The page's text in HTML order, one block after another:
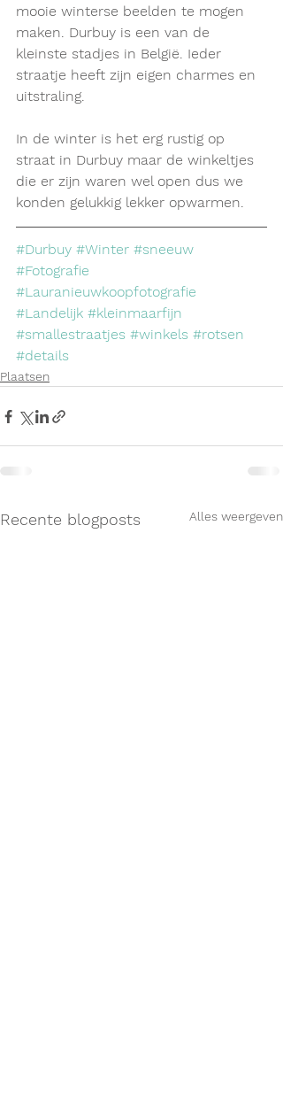
mooie winterse beelden te mogen
maken. Durbuy is een van de
kleinste stadjes in België. Ieder
straatje heeft zijn eigen charmes en
uitstraling.
In de winter is het erg rustig op
straat in Durbuy maar de winkeltjes
die er zijn waren wel open dus we
konden gelukkig lekker opwarmen.
#Durbuy #Winter #sneeuw
#Fotografie
#Lauranieuwkoopfotografie
#Landelijk #kleinmaarfijn
#smallestraatjes #winkels #rotsen
#details
Plaatsen
Recente blogposts Alles weergeven